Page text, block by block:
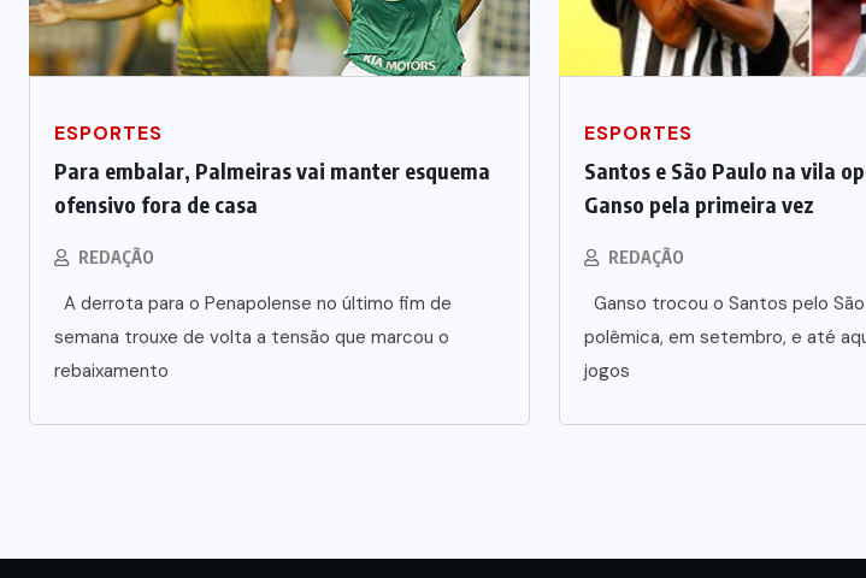
ESPORTES
Para embalar, Palmeiras vai manter esquema
ofensivo fora de casa
REDAÇÃO
A derrota para o Penapolense no último fim de
semana trouxe de volta a tensão que marcou o
rebaixamento
ESPORTES
Santos e São Paulo na vila
Ganso pela primeira vez
REDAÇÃO
Ganso trocou o Santos pelo
polêmica, em setembro, e até
jogos